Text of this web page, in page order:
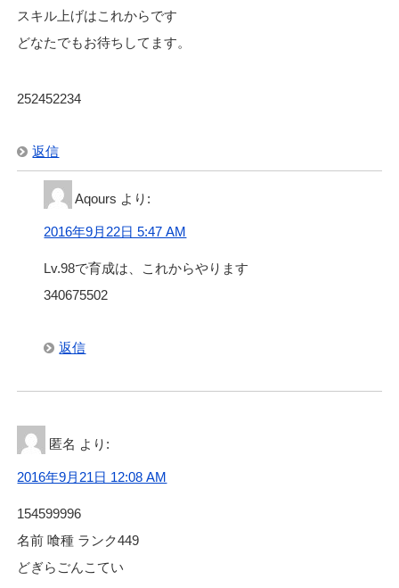
スキル上げはこれからです
どなたでもお待ちしてます。
252452234
返信
Aqours より:
2016年9月22日 5:47 AM
Lv.98で育成は、これからやります
340675502
返信
匿名 より:
2016年9月21日 12:08 AM
154599996
名前 喰種 ランク449
どぎらごんこてい